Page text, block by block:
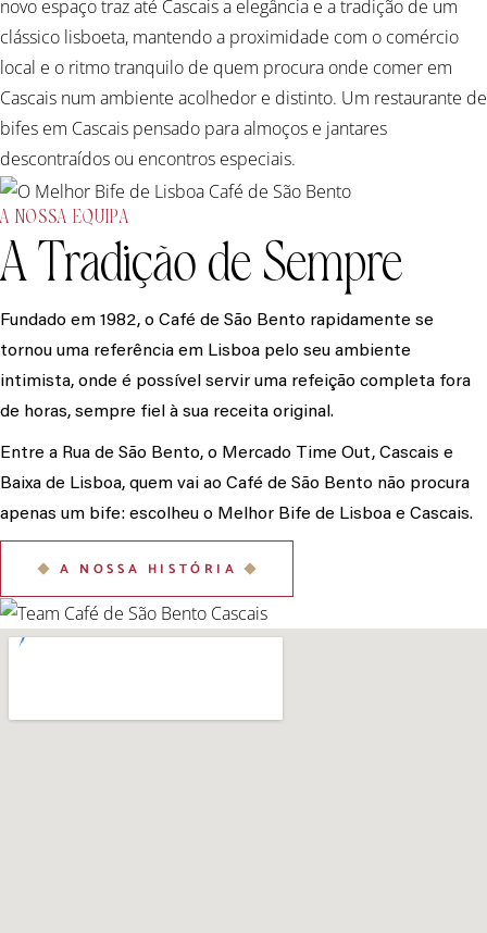
novo espaço traz até Cascais a elegância e a tradição de um
clássico lisboeta, mantendo a proximidade com o comércio
local e o ritmo tranquilo de quem procura onde comer em
Cascais num ambiente acolhedor e distinto. Um restaurante de
bifes em Cascais pensado para almoços e jantares
descontraídos ou encontros especiais.
A NOSSA EQUIPA
A Tradição de Sempre
Fundado em 1982, o Café de São Bento rapidamente se
tornou uma referência em Lisboa pelo seu ambiente
intimista, onde é possível servir uma refeição completa fora
de horas, sempre fiel à sua receita original.
Entre a Rua de São Bento, o Mercado Time Out, Cascais e
Baixa de Lisboa, quem vai ao Café de São Bento não procura
apenas um bife: escolheu o Melhor Bife de Lisboa e Cascais.
A NOSSA HISTÓRIA